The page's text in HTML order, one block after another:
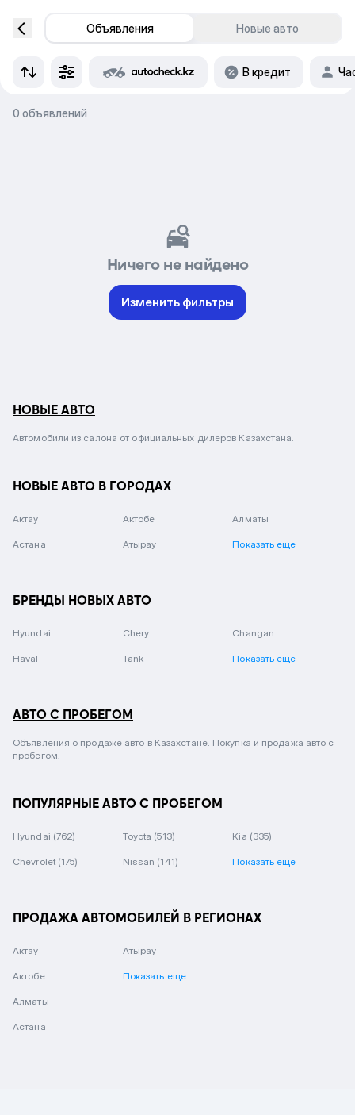
Объявления Новые авто
В кредит
0 объявлений
Ничего не найдено
Изменить фильтры
НОВЫЕ АВТО
Автомобили из салона от официальных дилеров Казахстана.
НОВЫЕ АВТО В ГОРОДАХ
Актау Актобе Алматы
Астана Атырау Показать еще
БРЕНДЫ НОВЫХ АВТО
Hyundai Chery Changan
Haval Tank Показать еще
АВТО С ПРОБЕГОМ
Объявления о продаже авто в Казахстане. Покупка и продажа авто с
пробегом.
ПОПУЛЯРНЫЕ АВТО С ПРОБЕГОМ
Hyundai (762) Toyota (513) Kia (335)
Chevrolet (175) Nissan (141) Показать еще
ПРОДАЖА АВТОМОБИЛЕЙ В РЕГИОНАХ
Актау
Актобе
Алматы
Астана
Атырау
Показать еще